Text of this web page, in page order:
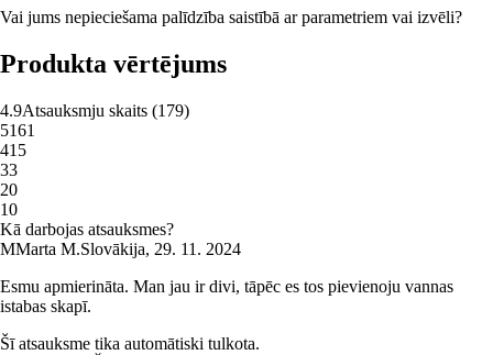
Vai jums nepieciešama palīdzība saistībā ar parametriem vai izvēli?
Produkta vērtējums
4.9Atsauksmju skaits (179)
5161
415
33
20
10
Kā darbojas atsauksmes?
MMarta M.Slovākija, 29. 11. 2024
Esmu apmierināta. Man jau ir divi, tāpēc es tos pievienoju vannas
istabas skapī.
Šī atsauksme tika automātiski tulkota.